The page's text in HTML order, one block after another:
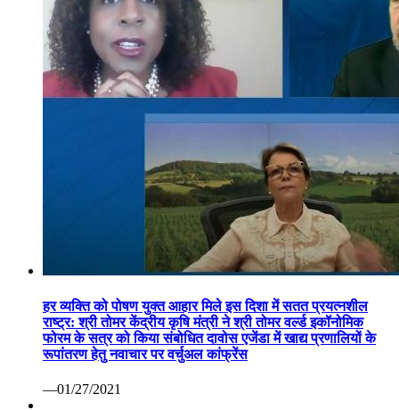
हर व्यक्ति को पोषण युक्त आहार मिले इस दिशा में सतत प्रयत्नशील
राष्ट्र: श्री तोमर केंद्रीय कृषि मंत्री ने श्री तोमर वर्ल्ड इकॉनोमिक
फोरम के सत्र को किया संबोधित दावोस एजेंडा में खाद्य प्रणालियों के
रूपांतरण हेतु नवाचार पर वर्चुअल कांफ्रेंस
—01/27/2021